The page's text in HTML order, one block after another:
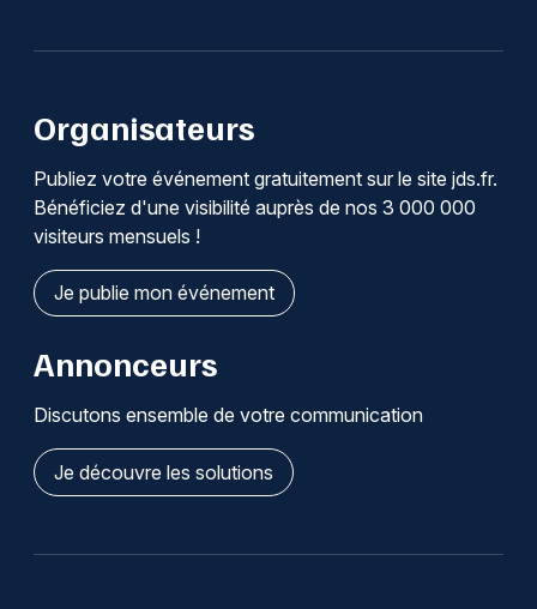
Organisateurs
Publiez votre événement gratuitement sur le site jds.fr.
Bénéficiez d'une visibilité auprès de nos 3 000 000
visiteurs mensuels !
Je publie mon événement
Annonceurs
Discutons ensemble de votre communication
Je découvre les solutions